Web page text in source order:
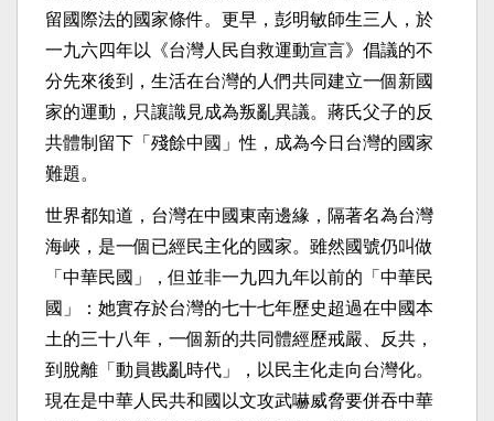
留國際法的國家條件。更早，彭明敏師生三人，於
一九六四年以《台灣人民自救運動宣言》倡議的不
分先來後到，生活在台灣的人們共同建立一個新國
家的運動，只讓識見成為叛亂異議。蔣氏父子的反
共體制留下「殘餘中國」性，成為今日台灣的國家
難題。
世界都知道，台灣在中國東南邊緣，隔著名為台灣
海峽，是一個已經民主化的國家。雖然國號仍叫做
「中華民國」，但並非一九四九年以前的「中華民
國」：她實存於台灣的七十七年歷史超過在中國本
土的三十八年，一個新的共同體經歷戒嚴、反共，
到脫離「動員戡亂時代」，以民主化走向台灣化。
現在是中華人民共和國以文攻武嚇威脅要併吞中華